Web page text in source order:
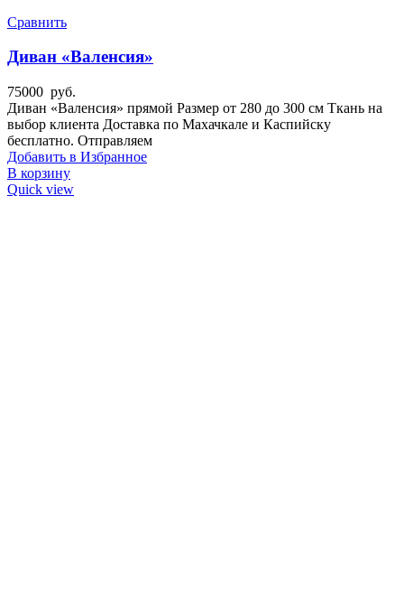
Сравнить
Диван «Валенсия»
75000 руб.
Диван «Валенсия» прямой Размер от 280 до 300 см Ткань на
выбор клиента Доставка по Махачкале и Каспийску
бесплатно. Отправляем
Добавить в Избранное
В корзину
Quick view